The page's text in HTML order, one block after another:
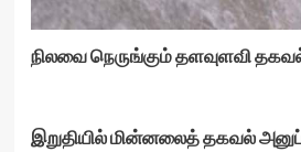
நிலவை நெருங்கும் தளவுளவி
இறுதியில் மின்னலைத் தகவல்